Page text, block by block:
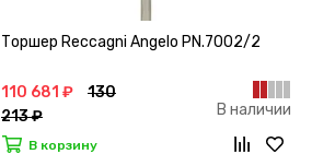
Торшер Reccagni Angelo PN.7002/2
110 681 ₽
130
213 ₽
В наличии
В корзину